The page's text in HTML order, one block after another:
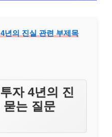
년의 진실 관련 부제목
자 4년의 진
묻는 질문